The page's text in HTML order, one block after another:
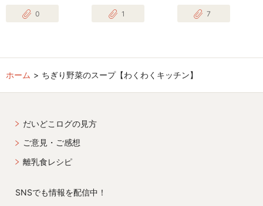
0 1 7
ホーム ちぎり野菜のスープ【わくわくキッチン】
だいどこログの見方
ご意見・ご感想
離乳食レシピ
SNSでも情報を配信中！